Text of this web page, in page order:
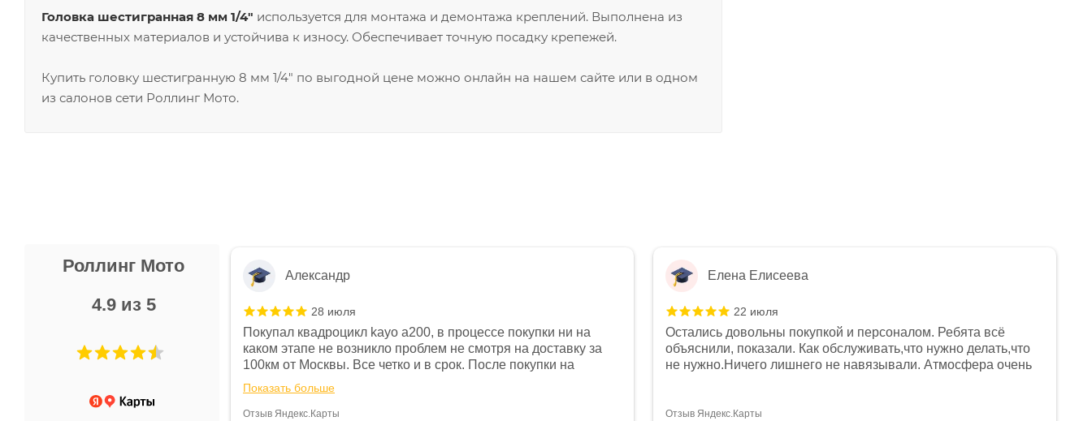
Головка шестигранная 8 мм 1/4" используется для монтажа и демонтажа креплений. Выполнена из
качественных материалов и устойчива к износу. Обеспечивает точную посадку крепежей.
Купить головку шестигранную 8 мм 1/4" по выгодной цене можно онлайн на нашем сайте или в одном
из салонов сети Роллинг Мото.
Роллинг Мото
4.9 из 5
Не понравились условия
и дают только на год)
Александр
28 июля
Покупал квадроцикл kayo a200, в процессе покупки ни на
каком этапе не возникло проблем не смотря на доставку за
100км от Москвы. Все четко и в срок. После покупки на
спидометре всегда был 0, при этом представители магазина
постоянно были на связи и в итоге проблема была решена.
Считаю, что это говорит о небезразличии к клиенту после
Показать больше
Отзыв Яндекс.Карты
Елена Елисеева
22 июля
Остались довольны покупкой и персоналом. Ребята всё
объяснили, показали. Как обслуживать,что нужно делать,что
не нужно.Ничего лишнего не навязывали. Атмосфера очень
огромное спасибо Дмитрию, за клиентоориентированность и
Отзыв Яндекс.Карты